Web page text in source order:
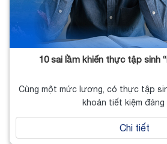
10 sai lầm khiến thực tập sinh
Cùng một mức lương, có thực tập
khoản tiết kiệm
Chi tiết